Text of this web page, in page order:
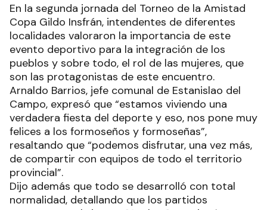
En la segunda jornada del Torneo de la Amistad
Copa Gildo Insfrán, intendentes de diferentes
localidades valoraron la importancia de este
evento deportivo para la integración de los
pueblos y sobre todo, el rol de las mujeres, que
son las protagonistas de este encuentro.
Arnaldo Barrios, jefe comunal de Estanislao del
Campo, expresó que “estamos viviendo una
verdadera fiesta del deporte y eso, nos pone muy
felices a los formoseños y formoseñas”,
resaltando que “podemos disfrutar, una vez más,
de compartir con equipos de todo el territorio
provincial”.
Dijo además que todo se desarrolló con total
normalidad, detallando que los partidos